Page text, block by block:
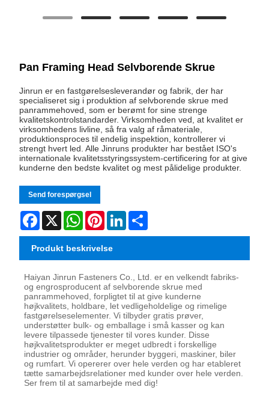
Pan Framing Head Selvborende Skrue
Jinrun er en fastgørelsesleverandør og fabrik, der har
specialiseret sig i produktion af selvborende skrue med
panrammehoved, som er berømt for sine strenge
kvalitetskontrolstandarder. Virksomheden ved, at kvalitet er
virksomhedens livline, så fra valg af råmateriale,
produktionsproces til endelig inspektion, kontrollerer vi
strengt hvert led. Alle Jinruns produkter har bestået ISO's
internationale kvalitetsstyringssystem-certificering for at give
kunderne den bedste kvalitet og mest pålidelige produkter.
Send forespørgsel
Facebook
X WhatsAppPinterestLinkedIn
Produkt beskrivelse
Haiyan Jinrun Fasteners Co., Ltd. er en velkendt fabriks-
og engrosproducent af selvborende skrue med
panrammehoved, forpligtet til at give kunderne
højkvalitets, holdbare, let vedligeholdelige og rimelige
fastgørelseselementer. Vi tilbyder gratis prøver,
understøtter bulk- og emballage i små kasser og kan
levere tilpassede tjenester til vores kunder. Disse
højkvalitetsprodukter er meget udbredt i forskellige
industrier og områder, herunder byggeri, maskiner, biler
og rumfart. Vi opererer over hele verden og har etableret
tætte samarbejdsrelationer med kunder over hele verden.
Ser frem til at samarbejde med dig!